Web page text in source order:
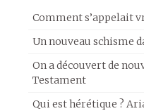
Comment s’appelait
Un nouveau schisme
On a découvert de
Testament
Qui est hérétique ?